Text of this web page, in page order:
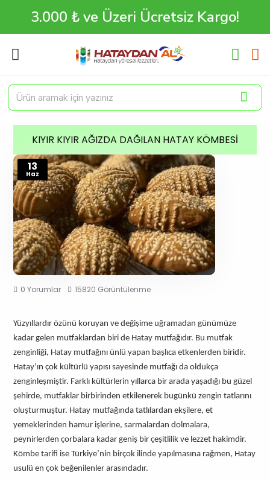
3.000 ₺ ve Üzeri Ücretsiz Kargo!
KIYIR KIYIR AĞIZDA DAĞILAN HATAY KÖMBESI
13
Haz
0 Yorumlar 15820 Görüntülenme
Yüzyıllardır özünü koruyan ve değişime uğramadan günümüze
kadar gelen mutfaklardan biri de Hatay mutfağıdır. Bu mutfak
zenginliği, Hatay mutfağını ünlü yapan başlıca etkenlerden biridir.
Hatay’ın çok kültürlü yapısı sayesinde mutfağı da oldukça
zenginleşmiştir. Farklı kültürlerin yıllarca bir arada yaşadığı bu güzel
şehirde, mutfaklar birbirinden etkilenerek bugünkü zengin tatlarını
oluşturmuştur. Hatay mutfağında tatlılardan ekşilere, et
yemeklerinden hamur işlerine, sarmalardan dolmalara,
peynirlerden çorbalara kadar geniş bir çeşitlilik ve lezzet hakimdir.
Kömbe tarifi ise Türkiye’nin birçok ilinde yapılmasına rağmen, Hatay
usulü en çok beğenilenler arasındadır.